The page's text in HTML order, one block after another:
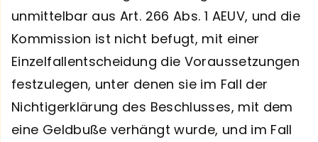
unmittelbar aus Art. 266 Abs. 1 AEUV, und die
Kommission ist nicht befugt, mit einer
Einzelfallentscheidung die Voraussetzungen
festzulegen, unter denen sie im Fall der
Nichtigerklärung des Beschlusses, mit dem
eine Geldbuße verhängt wurde, und im Fall